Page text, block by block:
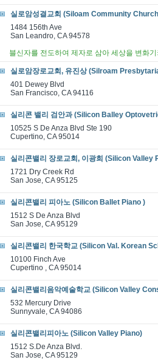
실로암성결교회 (Siloam Community
1484 156th Ave
San Leandro, CA 94578
블신자를 전도하여 제자로 삼아 세상을 변화기
실로암장로교회, 유진상 (Silroam
401 Dewey Blvd
San Francisco, CA 94116
실리콘 밸리 검안과 (Silicon Balley
10525 S De Anza Blvd Ste 190
Cupertino, CA 95014
실리콘밸리 장로교회, 이광희 (Silicon Valley
1721 Dry Creek Rd
San Jose, CA 95125
실리콘밸리 피아노 (Silicon Ballet Piano )
1512 S De Anza Blvd
San Jose, CA 95129
실리콘밸리 한국학교 (Silicon Val. Korean
10100 Finch Ave
Cupertino , CA 95014
실리콘밸리음악예술학교 (Silicon Valley
532 Mercury Drive
Sunnyvale, CA 94086
실리콘밸리피아노 (Silicon Valley Piano)
1512 S.De Anza Blvd.
San Jose, CA 95129